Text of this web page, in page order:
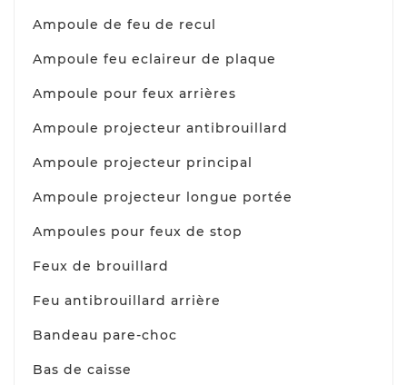
Ampoule de feu de recul
Ampoule feu eclaireur de plaque
Ampoule pour feux arrières
Ampoule projecteur antibrouillard
Ampoule projecteur principal
Ampoule projecteur longue portée
Ampoules pour feux de stop
Feux de brouillard
Feu antibrouillard arrière
Bandeau pare-choc
Bas de caisse